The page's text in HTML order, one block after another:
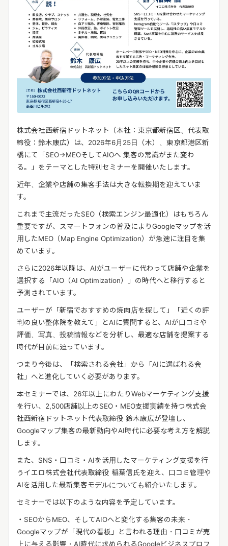
株式会社西新宿ドットネット（本社：東京都新宿区、代表取
締役：鈴木康広）は、2026年6月25日（木）、東京都港区新
橋にて「SEO→MEOそしてAIOへ 集客の常識がまた変わ
る。」をテーマとした特別セミナーを開催いたします。
近年、企業や店舗の集客手法は大きな転換期を迎えていま
す。
これまで主流だったSEO（検索エンジン最適化）はもちろん
重要ですが、スマートフォンの普及によりGoogleマップを活
用したMEO（Map Engine Optimization）が急速に注目を集
めています。
さらに2026年以降は、AIがユーザーに代わって店舗や企業を
選択する「AIO（AI Optimization）」の時代へと移行すると
予測されています。
ユーザーが「新宿でおすすめの焼肉店を探して」「近くの評
判の良い整体院を教えて」とAIに質問すると、AIが口コミや
評価、写真、投稿情報などを分析し、最適な店舗を提案する
時代が目前に迫っています。
つまり今後は、「検索される会社」から「AIに選ばれる会
社」へと進化していく必要があります。
本セミナーでは、26年以上にわたりWebマーケティング支援
を行い、2,500店舗以上のSEO・MEO支援実績を持つ株式会
社西新宿ドットネット代表取締役 鈴木康広が登壇し、
Googleマップ集客の最新動向やAI時代に必要な考え方を解説
します。
また、SNS・口コミ・AIを活用したマーケティング支援を行
うイエロ株式会社代表取締役 稲葉信氏を迎え、口コミ管理や
AIを活用した最新集客モデルについても紹介いたします。
セミナーでは以下のような内容を予定しています。
・SEOからMEO、そしてAIOへと変化する集客の未来・
Googleマップが「現代の看板」と言われる理由・口コミが売
上に与える影響・AI時代に求められるGoogleビジネスプロフ